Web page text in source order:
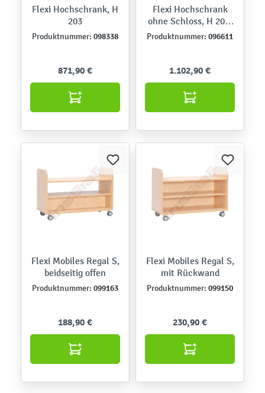
Flexi Hochschrank, H
203
Produktnummer: 098338
871,90 €
Flexi Hochschrank
ohne Schloss, H 203,
mit ausziehbaren
Produktnummer: 096611
1.102,90 €
Flexi Mobiles Regal S,
beidseitig offen
Produktnummer: 099163
188,90 €
Flexi Mobiles Regal S,
mit Rückwand
Produktnummer: 099150
230,90 €